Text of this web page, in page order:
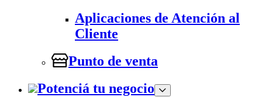
Aplicaciones de Atención al
Cliente
Punto de venta
Potenciá tu negocio